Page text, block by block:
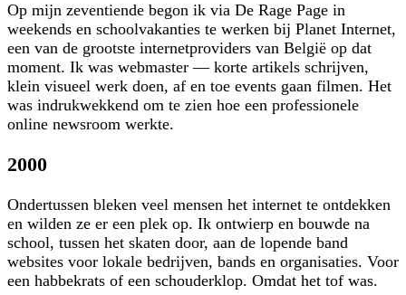
Op mijn zeventiende begon ik via De Rage Page in
weekends en schoolvakanties te werken bij Planet Internet,
een van de grootste internetproviders van België op dat
moment. Ik was webmaster — korte artikels schrijven,
klein visueel werk doen, af en toe events gaan filmen. Het
was indrukwekkend om te zien hoe een professionele
online newsroom werkte.
2000
Ondertussen bleken veel mensen het internet te ontdekken
en wilden ze er een plek op. Ik ontwierp en bouwde na
school, tussen het skaten door, aan de lopende band
websites voor lokale bedrijven, bands en organisaties. Voor
een habbekrats of een schouderklop. Omdat het tof was.